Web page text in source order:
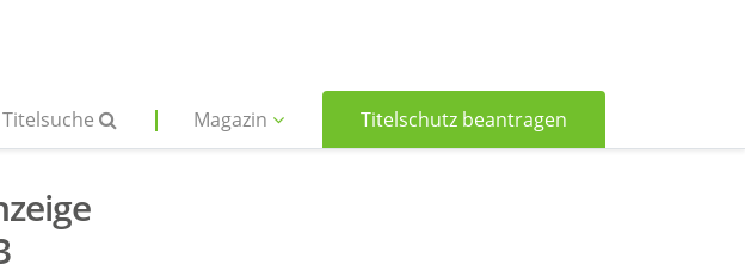
Titelsuche Magazin Titelschutz beantragen